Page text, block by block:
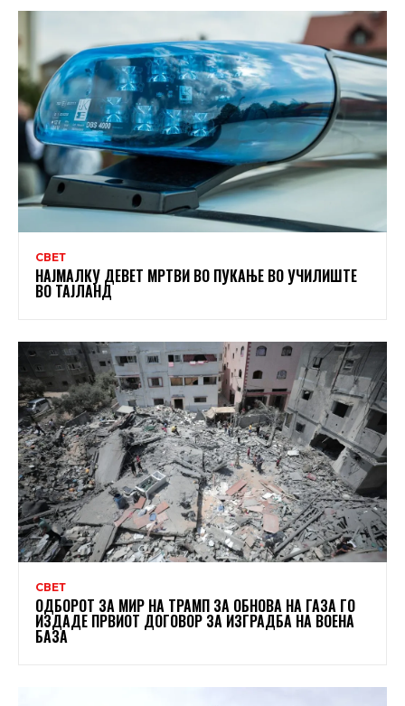
СВЕТ
НАЈМАЛКУ ДЕВЕТ МРТВИ ВО ПУКАЊЕ ВО УЧИЛИШТЕ
ВО ТАЈЛАНД
СВЕТ
ОДБОРОТ ЗА МИР НА ТРАМП ЗА ОБНОВА НА ГАЗА ГО
ИЗДАДЕ ПРВИОТ ДОГОВОР ЗА ИЗГРАДБА НА ВОЕНА
БАЗА